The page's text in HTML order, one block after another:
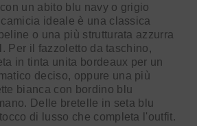
un abito blu navy o grigio
ideale è una classica
o una più strutturata azzurra
Per il fazzoletto da taschino,
in tinta unita bordeaux per un
deciso, oppure una più
bianca con bordino blu
Delle bretelle in seta blu
di lusso che completa l'outfit.